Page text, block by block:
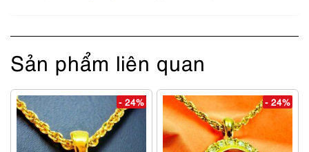
Sản phẩm liên quan
- 24% - 24%